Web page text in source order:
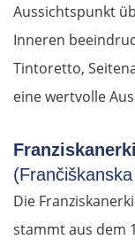
Aussichtspunkt
Inneren
Tintoretto,
eine wertvolle
Die
stammt aus dem